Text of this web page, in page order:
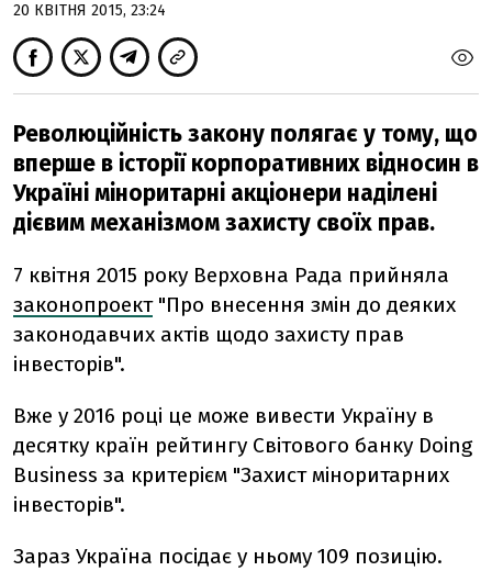
20 КВІТНЯ 2015, 23:24
Революційність закону полягає у тому, що
вперше в історії корпоративних відносин в
Україні міноритарні акціонери наділені
дієвим механізмом захисту своїх прав.
7 квітня 2015 року Верховна Рада прийняла
законопроект"Про внесення змін до деяких
законодавчих актів щодо захисту прав
інвесторів".
Вже у 2016 році це може вивести Україну в
десятку країн рейтингу Світового банку Doing
Business за критерієм "Захист міноритарних
інвесторів".
Зараз Україна посідає у ньому 109 позицію.